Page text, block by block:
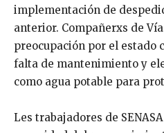
implementación de
anterior. Compañerxs de
preocupación por el estado
falta de mantenimiento y
como agua potable para
Les trabajadores de